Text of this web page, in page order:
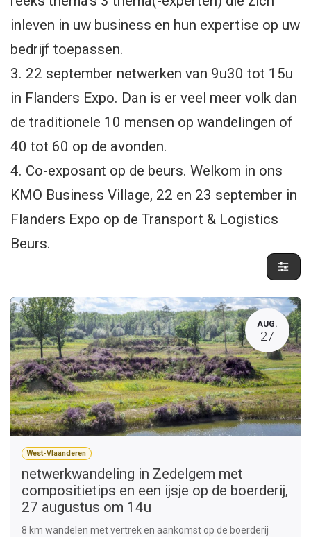
inleven in uw business en hun expertise op uw
bedrijf toepassen.
3. 22 september netwerken van 9u30 tot 15u
in Flanders Expo. Dan is er veel meer volk dan
de traditionele 10 mensen op wandelingen of
40 tot 60 op de avonden.
4. Co-exposant op de beurs. Welkom in ons
KMO Business Village, 22 en 23 september in
Flanders Expo op de Transport & Logistics
Beurs.
AUG.
27
West-Vlaanderen
netwerkwandeling in Zedelgem met
compositietips en een ijsje op de boerderij,
27 augustus om 14u
8 km wandelen met vertrek en aankomst op de boerderij